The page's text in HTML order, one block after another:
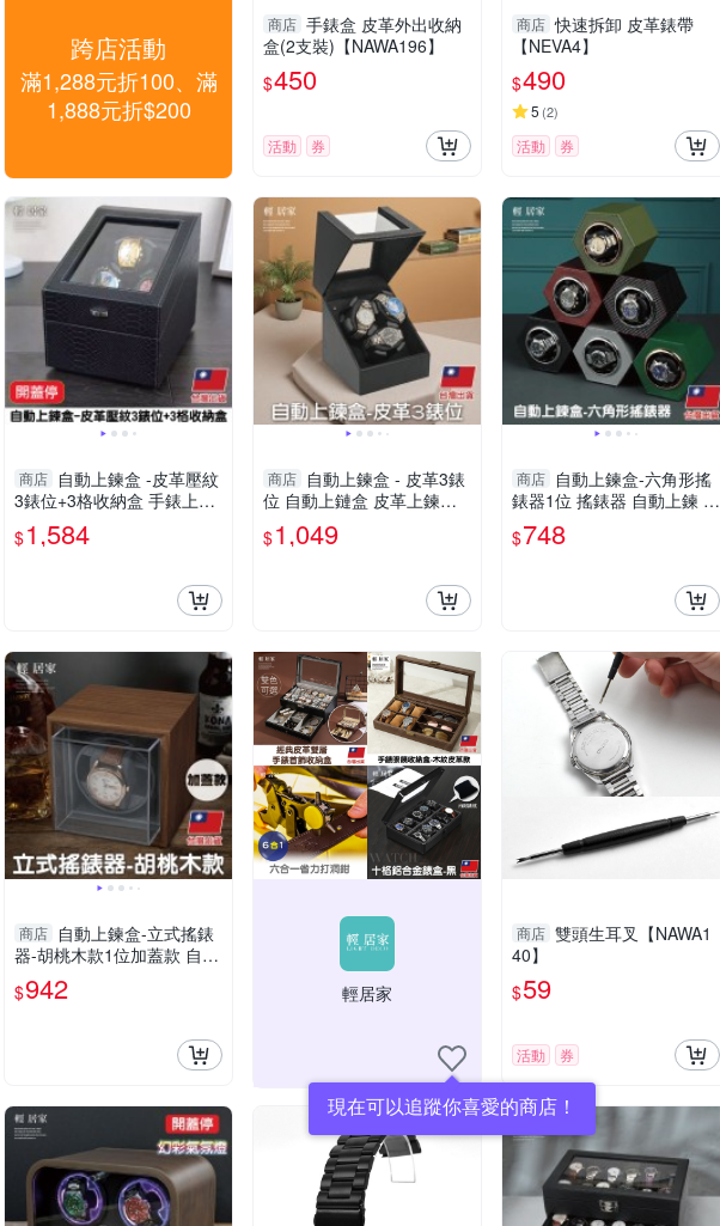
跨店活動
滿1,288元折100、滿
1,888元折$200
商店 手錶盒 皮革外出收納
盒(2支裝)【NAWA196】
$450
活動 券
商店 快速拆卸 皮革錶帶
【NEVA4】
$490
5 (2)
活動 券
商店 自動上鍊盒 -皮革壓紋
3錶位+3格收納盒 手錶上鍊
盒 轉錶器 機械錶盒-輕居家
8774
$1,584
商店 自動上鍊盒 - 皮革3錶
位 自動上鏈盒 皮革上鍊盒
機械錶盒 搖錶器 轉錶盒 -輕
居家8904
$1,049
商店 自動上鍊盒-六角形搖
錶器1位 搖錶器 自動上鍊 自
動上鏈 手錶盒-輕居家8832
$748
商店 自動上鍊盒-立式搖錶
器-胡桃木款1位加蓋款 自動
上鍊盒 轉錶盒 搖錶器-輕居
家8578
$942 輕居家
現在可以追蹤你喜愛的商店！
商店 雙頭生耳叉【NAWA1
40】
$59
活動 券